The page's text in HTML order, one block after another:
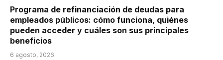
Programa de refinanciación de deudas para
empleados públicos: cómo funciona, quiénes
pueden acceder y cuáles son sus principales
beneficios
6 agosto, 2026